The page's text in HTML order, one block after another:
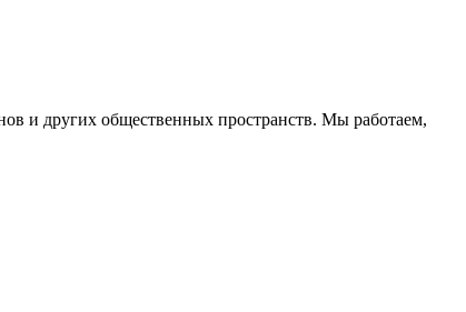
и других общественных пространств. Мы работаем,